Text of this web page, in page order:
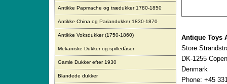
Antikke Papmache og trædukker 1780-1850
Antikke China og Pariandukker 1830-1870
Antikke Voksdukker (1750-1860)
Mekaniske Dukker og spilledåser
Gamle Dukker efter 1930
Blandede dukker
Antique Toys
Store
DK-1255
Denmark
Phone: +45